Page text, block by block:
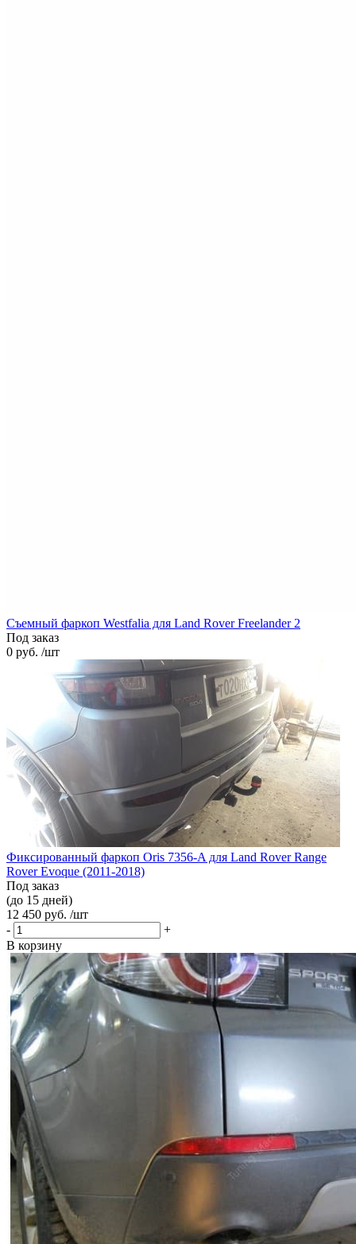
Cъемный фаркоп Westfalia для Land Rover Freelander 2
Под заказ
0 руб. /шт
Фиксированный фаркоп Oris 7356-A для Land Rover Range
Rover Evoque (2011-2018)
Под заказ
(до 15 дней)
12 450 руб. /шт
-
+
В корзину